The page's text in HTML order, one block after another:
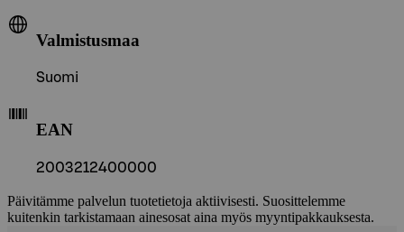
Valmistusmaa
Suomi
EAN
2003212400000
Päivitämme palvelun tuotetietoja aktiivisesti. Suosittelemme
kuitenkin tarkistamaan ainesosat aina myös myyntipakkauksesta.